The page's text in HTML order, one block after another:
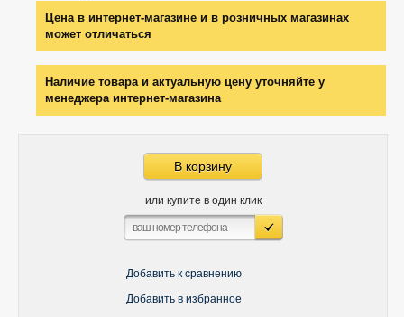
Цена в интернет-магазине и в розничных магазинах
может отличаться
Наличие товара и актуальную цену уточняйте у
менеджера интернет-магазина
В корзину
или купите в один клик
Добавить к сравнению
Добавить в избранное